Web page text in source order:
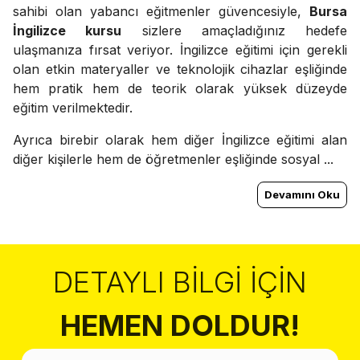
sahibi olan yabancı eğitmenler güvencesiyle, Bursa
İngilizce kursu sizlere amaçladığınız hedefe
ulaşmanıza fırsat veriyor. İngilizce eğitimi için gerekli
olan etkin materyaller ve teknolojik cihazlar eşliğinde
hem pratik hem de teorik olarak yüksek düzeyde
eğitim verilmektedir.
Ayrıca birebir olarak hem diğer İngilizce eğitimi alan
diğer kişilerle hem de öğretmenler eşliğinde sosyal ...
Devamını Oku
DETAYLI BILGI İÇIN
HEMEN DOLDUR!